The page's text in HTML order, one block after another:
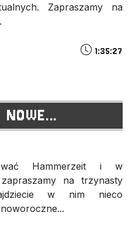
Zapraszamy na
1:35:27
Hammerzeit i w
na trzynasty
w nim nieco